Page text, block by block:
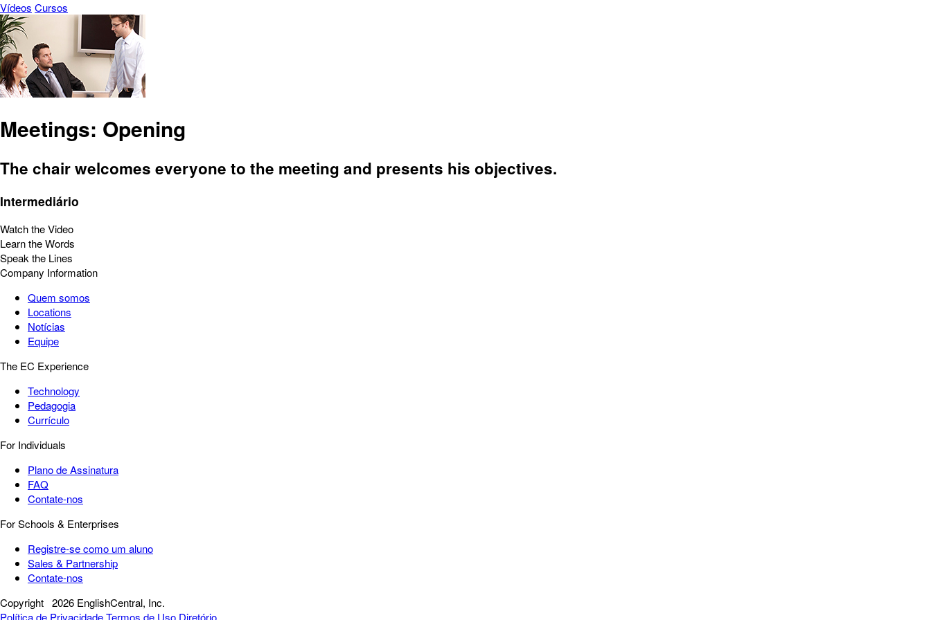
Vídeos Cursos
Meetings: Opening
The chair welcomes everyone to the meeting and presents his objectives.
Intermediário
Watch the Video
Learn the Words
Speak the Lines
Company Information
Quem somos
Locations
Notícias
Equipe
The EC Experience
Technology
Pedagogia
Currículo
For Individuals
Plano de Assinatura
FAQ
Contate-nos
For Schools & Enterprises
Registre-se como um aluno
Sales & Partnership
Contate-nos
Copyright 2026 EnglishCentral, Inc.